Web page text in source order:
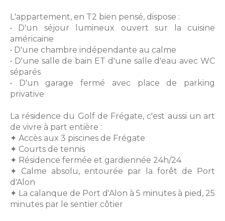
L'appartement, en T2 bien pensé, dispose :
• D'un séjour lumineux ouvert sur la cuisine
américaine
• D'une chambre indépendante au calme
• D'une salle de bain ET d'une salle d'eau avec WC
séparés
• D'un garage fermé avec place de parking
privative
La résidence du Golf de Frégate, c'est aussi un art
de vivre à part entière :
✦ Accès aux 3 piscines de Frégate
✦ Courts de tennis
✦ Résidence fermée et gardiennée 24h/24
✦ Calme absolu, entourée par la forêt de Port
d'Alon
✦ La calanque de Port d'Alon à 5 minutes à pied, 25
minutes par le sentier côtier